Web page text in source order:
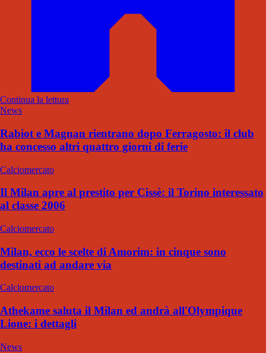
Continua la lettura
News
Rabiot e Magnan rientrano dopo Ferragosto: il club
ha concesso altri quattro giorni di ferie
Calciomercato
Il Milan apre al prestito per Cissè: il Torino interessato
al classe 2006
Calciomercato
Milan, ecco le scelte di Amorim: in cinque sono
destinati ad andare via
Calciomercato
Athekame saluta il Milan ed andrà all'Olympique
Lione: i dettagli
News